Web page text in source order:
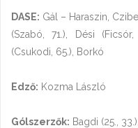
DASE: Gál – Haraszin,
(Szabó, 71.), Dési
(Csukodi, 65.), Borkó
Edző: Kozma László
Gólszerzők: Bagdi (25.,